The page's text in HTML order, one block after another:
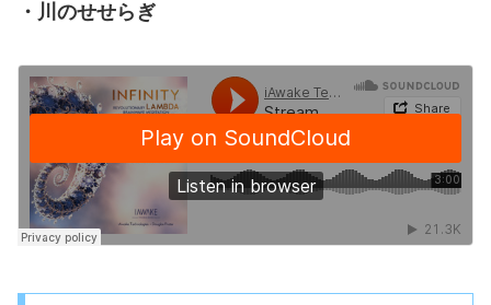
・川のせせらぎ